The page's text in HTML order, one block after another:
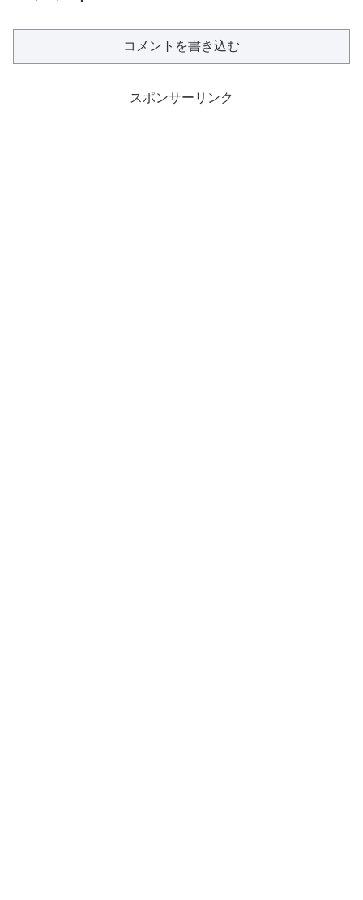
コメントを書き込む
スポンサーリンク